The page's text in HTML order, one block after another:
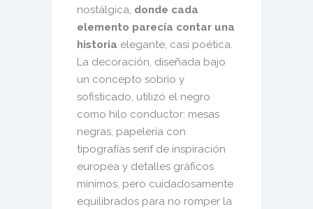
nostálgica, donde cada
elemento parecía contar una
historia elegante, casi poética.
La decoración, diseñada bajo
un concepto sobrio y
sofisticado, utilizó el negro
como hilo conductor: mesas
negras, papelería con
tipografías serif de inspiración
europea y detalles gráficos
mínimos, pero cuidadosamente
equilibrados para no romper la